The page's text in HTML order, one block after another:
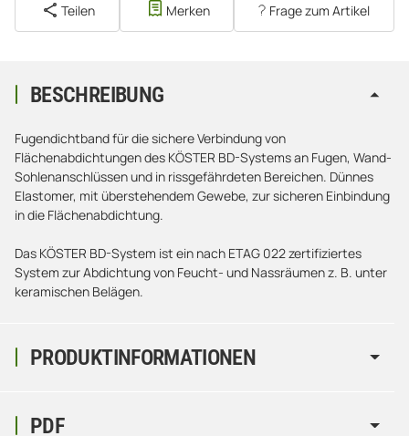
Teilen Merken Frage zum Artikel
PRODUKTINFORMATIONEN
BESCHREIBUNG
Fugendichtband für die sichere Verbindung von
Flächenabdichtungen des KÖSTER BD-Systems an Fugen, Wand-
Sohlenanschlüssen und in rissgefährdeten Bereichen. Dünnes
Elastomer, mit überstehendem Gewebe, zur sicheren Einbindung
in die Flächenabdichtung.
Das KÖSTER BD-System ist ein nach ETAG 022 zertifiziertes
System zur Abdichtung von Feucht- und Nassräumen z. B. unter
keramischen Belägen.
PDF